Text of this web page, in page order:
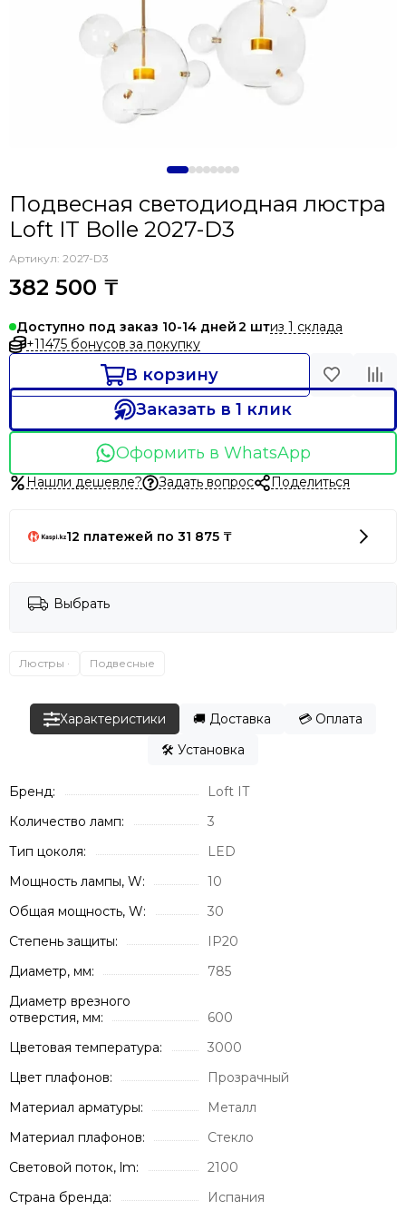
Подвесная светодиодная люстра
Loft IT Bolle 2027-D3
Артикул: 2027-D3
382 500 ₸
Доступно под заказ 10-14 дней2
из 1 склада
+11475 бонусов за покупку
В корзину
Заказать в 1 клик
Оформить в WhatsApp
Нашли дешевле? Задать вопрос Поделиться
12 платежей по 31 875 ₸
Выбрать
Люстры · Подвесные
Характеристики 🚚 Доставка
💳 Оплата
🛠️ Установка
Бренд:
Loft IT
Количество ламп:
3
Тип цоколя:
LED
Мощность лампы, W:
10
Общая мощность, W:
30
Степень защиты:
IP20
Диаметр, мм:
785
Диаметр врезного
отверстия, мм:
600
Цветовая температура:
3000
Цвет плафонов:
Прозрачный
Материал арматуры:
Металл
Материал плафонов:
Стекло
Световой поток, lm:
2100
Страна бренда:
Испания